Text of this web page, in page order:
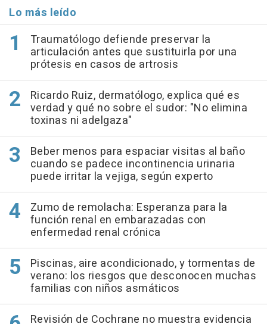
Lo más leído
Traumatólogo defiende preservar la
articulación antes que sustituirla por una
prótesis en casos de artrosis
Ricardo Ruiz, dermatólogo, explica qué es
verdad y qué no sobre el sudor: "No elimina
toxinas ni adelgaza"
Beber menos para espaciar visitas al baño
cuando se padece incontinencia urinaria
puede irritar la vejiga, según experto
Zumo de remolacha: Esperanza para la
función renal en embarazadas con
enfermedad renal crónica
Piscinas, aire acondicionado, y tormentas de
verano: los riesgos que desconocen muchas
familias con niños asmáticos
Revisión de Cochrane no muestra evidencia